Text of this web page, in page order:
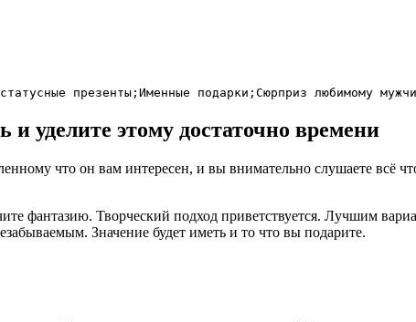
презенты; Именные подарки; Сюрприз любимому
уделите этому достаточно времени
что он вам интересен, и вы внимательно слушаете всё
фантазию. Творческий подход приветствуется. Лучшим
Значение будет иметь и то что вы подарите.